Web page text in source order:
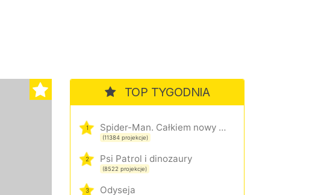
TOP TYGODNIA
1 Spider-Man. Całkiem nowy dzień
(11384 projekcje)
2 Psi Patrol i dinozaury
(8522 projekcje)
3 Odyseja